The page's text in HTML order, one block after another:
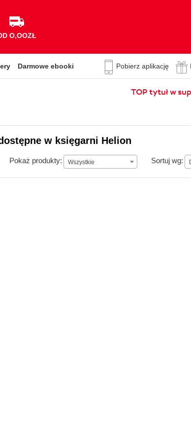
O,OOZŁ
Darmowe ebooki Pobierz aplikację
TOP tytuł w
w księgarni Helion
Pokaż produkty: Wszystkie Sortuj wg: